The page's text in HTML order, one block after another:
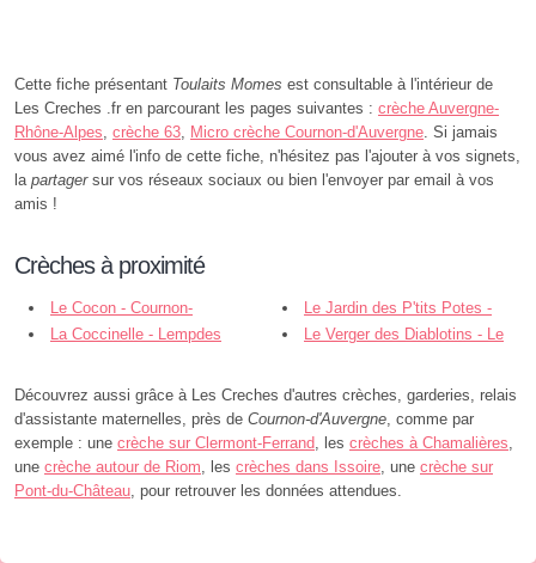
Cette fiche présentant Toulaits Momes est consultable à l'intérieur de
Les Creches .fr en parcourant les pages suivantes : crèche Auvergne-
Rhône-Alpes crèche 63 Micro crèche Cournon-d'Auvergne . Si jamais
vous avez aimé l'info de cette fiche, n'hésitez pas l'ajouter à vos signets,
la partagersur vos réseaux sociaux ou bien l'envoyer par email à vos
amis !
Crèches à proximité
Le Cocon - Cournon-
d'Auvergne
Le Jardin des P'tits Potes -
Cournon-d'Auvergne
La Coccinelle - Lempdes
Le Verger des Diablotins - Le
Découvrez aussi grâce à Les Creches d'autres crèches, garderies, relais
d'assistante maternelles, près de Cournon-d'Auvergne , comme par
exemple : une crèche sur Clermont-Ferrand , les crèches à Chamalières
une crèche autour de Riom , les crèches dans Issoire , une crèche sur
Pont-du-Château , pour retrouver les données attendues.